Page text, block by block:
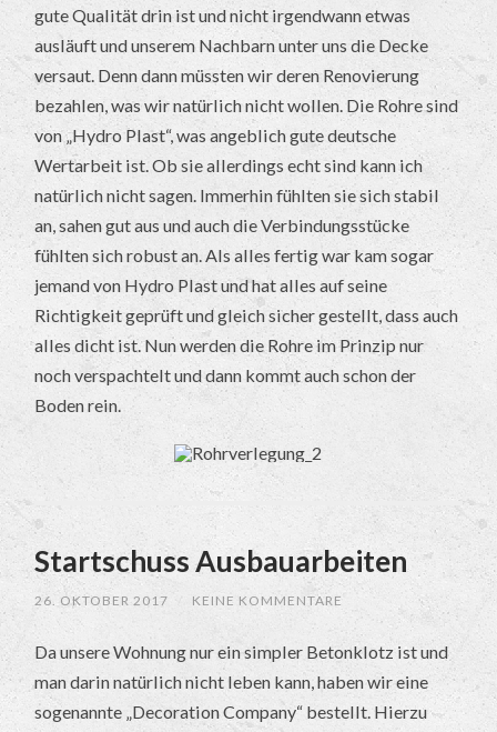
gute Qualität drin ist und nicht irgendwann etwas
ausläuft und unserem Nachbarn unter uns die Decke
versaut. Denn dann müssten wir deren Renovierung
bezahlen, was wir natürlich nicht wollen. Die Rohre sind
von „Hydro Plast“, was angeblich gute deutsche
Wertarbeit ist. Ob sie allerdings echt sind kann ich
natürlich nicht sagen. Immerhin fühlten sie sich stabil
an, sahen gut aus und auch die Verbindungsstücke
fühlten sich robust an. Als alles fertig war kam sogar
jemand von Hydro Plast und hat alles auf seine
Richtigkeit geprüft und gleich sicher gestellt, dass auch
alles dicht ist. Nun werden die Rohre im Prinzip nur
noch verspachtelt und dann kommt auch schon der
Boden rein.
Startschuss Ausbauarbeiten
26. OKTOBER 2017 KEINE KOMMENTARE
Da unsere Wohnung nur ein simpler Betonklotz ist und
man darin natürlich nicht leben kann, haben wir eine
sogenannte „Decoration Company“ bestellt. Hierzu